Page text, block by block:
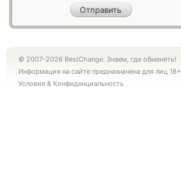
© 2007-2026 BestChange. Знаем, где обменять!
Информация на сайте предназначена для лиц 18+
Условия & Конфиденциальность